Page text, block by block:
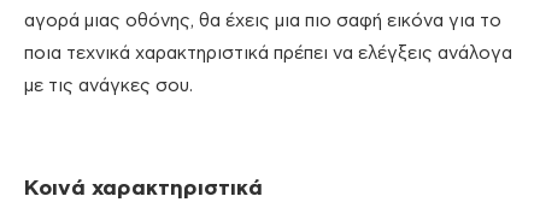
αγορά μιας οθόνης, θα έχεις μια πιο σαφή εικόνα για το
ποια τεχνικά χαρακτηριστικά πρέπει να ελέγξεις ανάλογα
με τις ανάγκες σου.
Κοινά χαρακτηριστικά